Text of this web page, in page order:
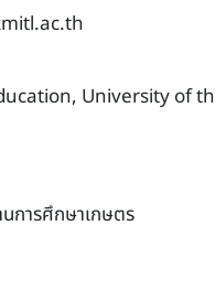
University of
นการศึกษาเกษตร